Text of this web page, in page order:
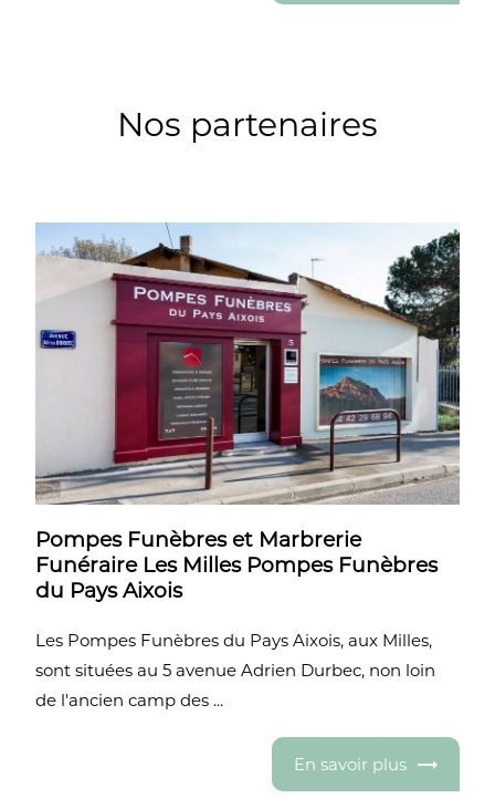
Nos partenaires
Pompes Funèbres et Marbrerie
Funéraire Les Milles Pompes Funèbres
du Pays Aixois
Les Pompes Funèbres du Pays Aixois, aux Milles,
sont situées au 5 avenue Adrien Durbec, non loin
de l'ancien camp des ...
En savoir plus